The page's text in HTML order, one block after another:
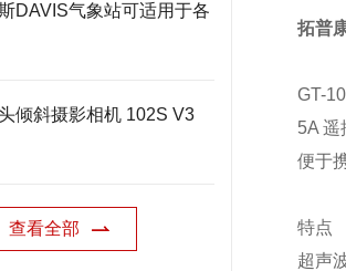
DAVIS气象站可适用于各
倾斜摄影相机 102S V3
查看全部
拓普
GT-
5A
便于
特点
超声